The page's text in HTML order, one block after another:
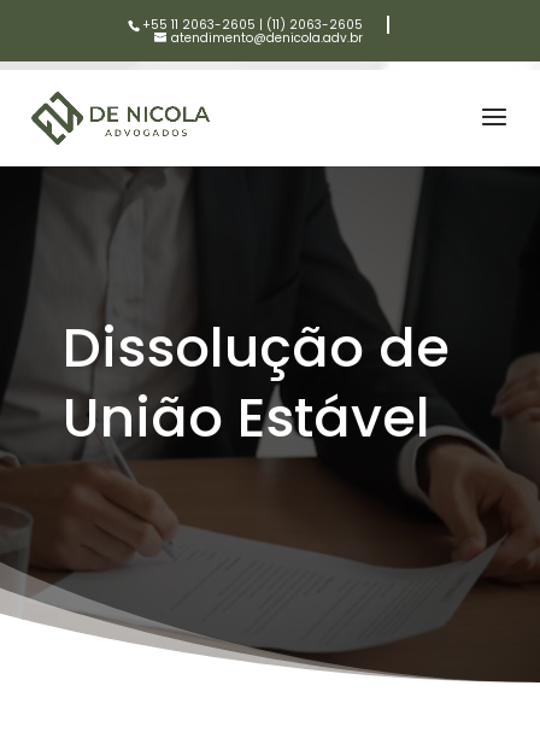
+55 11 2063-2605 | (11) 2063-2605
atendimento@denicola.adv.br
Dissolução de
União Estável